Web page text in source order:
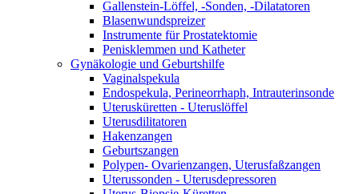
Gallenstein-Löffel, -Sonden, -Dilatatoren
Blasenwundspreizer
Instrumente für Prostatektomie
Penisklemmen und Katheter
Gynäkologie und Geburtshilfe
Vaginalspekula
Endospekula, Perineorrhaph, Intrauterinsonde
Uterusküretten - Uteruslöffel
Uterusdilitatoren
Hakenzangen
Geburtszangen
Polypen- Ovarienzangen, Uterusfaßzangen
Uterussonden - Uterusdepressoren